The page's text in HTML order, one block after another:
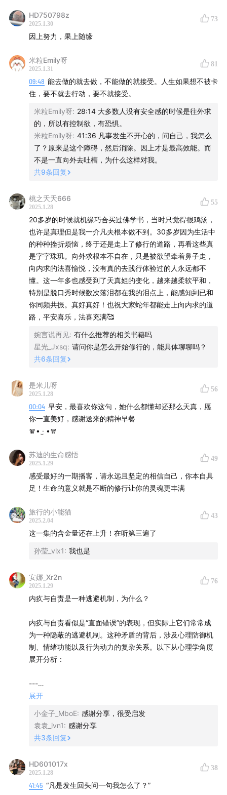
/关于《人生总会有答案》/
本书是金惟纯先生与两个女儿的真实家书呈现。
六十封往来书信，是女儿与父亲的情感联结，也是父亲对
女儿成长的激励与支持。 通过文字，金先生与女儿坦诚沟
通，跨越成长鸿沟，治愈家庭的伤，弥补过往的遗憾。借
助书信，金先生也向女儿们分享了自己的心路历程，关于
婚姻家庭、金钱事业、内心探索、生命状态等给出诚恳建
/关于《人生只有一件事》/
人生只有一件事，就是“活好”。
给所有人的一堂幸福重修课。人生的一切都是大功课，都
必须从头学起。在本书中，作者主张，面对工作和生活中
遇到的难题，只有从自己的起心动念开始调整，才能拥有
我的第三本新书《去遇见》已于7月20日在全网上市。
境是调"缘"。虽不能立即消除异地，但关系的改善已在过程
中发生。 为什么强调"因上努力，果上随缘"？ 控制二分法
们只能控制自己的选择（因），无法完全掌控环境变量
（缘）和最终结果（果）。就像农民深耕细作是尽人事，是
否风调雨顺则要听天命。 反直觉的成果逻辑：神经科学发
现，过度关注结果会激活杏仁核产生焦虑，反而抑制前额叶
态，这在运动员训练和商业决策中都被反复验证。 系统思维
的必然：任何结果都是复杂系统的涌现现象。就像创业成功=
产品力（因）×市场时机×政策环境×团队协同（缘）。执着
结果如同刻舟求剑，把握住可迭代的"因"才是进化之道。 东
方智慧的现代印证：《易经》"尽人事听天命"与现代概率思
维相通：把每个决策当作提升成功概率的"因"，接受所有结
预期的。 真正的实践者都懂得：在"因"的层面要做偏执狂，
的："你无法预知点滴之间的关联，只有在回头看时才会明
白"。保持耕种者的笃定与收获者的超然，才是应对不确定世
界的终极心法。
HD750798z
2025.1.30
73
因上努力，果上随缘
米粒Emily呀
2025.1.31
81
09:48 能去做的就去做，不能做的就接受。人生如果想不被卡
住，要不就去行动，要不就接受。
米粒Emily呀: 28:14 大多数人没有安全感的时候是往外求
的，所以有控制欲，有恐惧。
米粒Emily呀: 41:36 凡事发生不开心的，问自己，我怎么
了？原来是这个障碍，然后消除。因上才是最高效能。而
不是一直向外去吐槽，为什么这样对我。
共9条回复
桃之夭夭666
2025.1.28
55
20多岁的时候就机缘巧合买过佛学书，当时只觉得很鸡汤，
也许是真理但是我一介凡夫根本做不到。30多岁因为生活中
的种种挫折烦恼，终于还是走上了修行的道路，再看这些真
是字字珠玑。向外求根本不自在，只是被欲望牵着鼻子走，
向内求的法喜愉悦，没有真的去践行体验过的人永远都不
懂。这一年多也感受到了天真姐的变化，越来越柔软平和，
特别是脱口秀时候数次落泪都在我的泪点上，能感知到已和
你同频共振。真好真好！也祝大家蛇年都能走上向内求的道
路，平安喜乐，法喜充满🥰
婉言说再见: 有什么推荐的相关书籍吗
星光_Jxsq: 请问你是怎么开始修行的，能具体聊聊吗？
共6条回复
是米儿呀
2025.1.28
56
00:04 早安，最喜欢你这句，她什么都懂却还那么天真，愿
你一直美好，感谢送来的精神早餐
🧣• ·̫ •🧣
苏迪的生命感悟
2025.1.29
49
感受最好的一期播客，请永远且坚定的相信自己，你本自具
足！生命的意义就是不断的修行让你的灵魂更丰满
旅行的小能猫
2025.2.04
43
这一集的含金量还在上升！在听第三遍了
孙莹_vlx1: 我也是
安娜_Xr2n
2025.1.29
76
内疚与自责是一种逃避机制，为什么？
内疚与自责看似是“直面错误”的表现，但实际上它们常常成
为一种隐蔽的逃避机制。这种矛盾的背后，涉及心理防御机
制、情绪功能以及行为动力的复杂关系。以下从心理学角度
展开分析：
---
#### 1. **表面：用自我惩罚代替真实改变**
- 当一个人沉浸在“我真糟糕”“都是我的错”时，这种自我攻击
会制造一种虚假的“责任感”——仿佛通过痛苦的情绪惩罚自
- **例**：父母因工作忙对孩子疏于陪伴，不断自责“我不是
好家长”，却未调整时间分配。此时自责成了替代行动的心理
补偿。
展开
小金子_MboE: 感谢分享，很受启发
袁袁_ivn1: 感谢分享
共3条回复
HD601017x
2025.1.28
38
41:45 “凡是发生回头问一句我怎么了？”